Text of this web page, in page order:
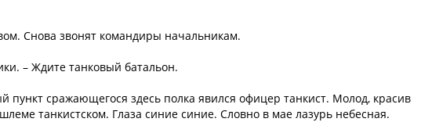
Снова звонят командиры начальникам.
– Ждите танковый батальон.
пункт сражающегося здесь полка явился офицер танкист. Молод, красив
танкистском. Глаза синие синие. Словно в мае лазурь небесная.